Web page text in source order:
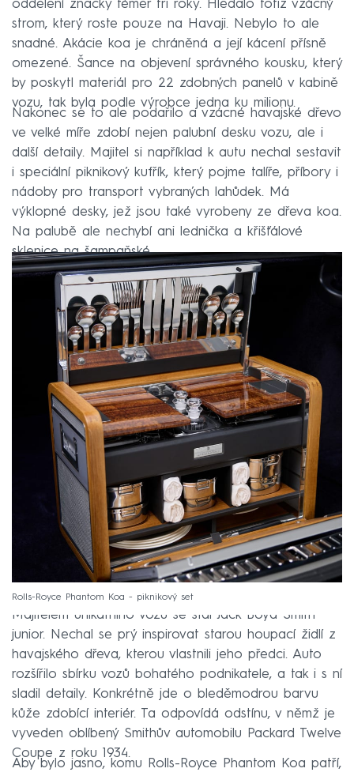
oddělení značky téměř tři roky. Hledalo totiž vzácný
strom, který roste pouze na Havaji. Nebylo to ale
snadné. Akácie koa je chráněná a její kácení přísně
omezené. Šance na objevení správného kousku, který
by poskytl materiál pro 22 zdobných panelů v kabině
vozu, tak byla podle výrobce jedna ku milionu.
Nakonec se to ale podařilo a vzácné havajské dřevo
ve velké míře zdobí nejen palubní desku vozu, ale i
další detaily. Majitel si například k autu nechal sestavit
i speciální piknikový kufřík, který pojme talíře, příbory i
nádoby pro transport vybraných lahůdek. Má
výklopné desky, jež jsou také vyrobeny ze dřeva koa.
Na palubě ale nechybí ani lednička a křišťálové
sklenice na šampaňské.
Rolls-Royce Phantom Koa - piknikový set
Majitelem unikátního vozu se stal Jack Boyd Smith
junior. Nechal se prý inspirovat starou houpací židlí z
havajského dřeva, kterou vlastnili jeho předci. Auto
rozšířilo sbírku vozů bohatého podnikatele, a tak i s ní
sladil detaily. Konkrétně jde o bleděmodrou barvu
kůže zdobící interiér. Ta odpovídá odstínu, v němž je
vyveden oblíbený Smithův automobilu Packard Twelve
Coupe z roku 1934.
Aby bylo jasno, komu Rolls-Royce Phantom Koa patří,